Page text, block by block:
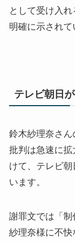
として受け入
明確に示されて
テレビ朝日
鈴木紗理奈さ
批判は急速に
けて、テレビ
います。
謝罪文では「
紗理奈様に不